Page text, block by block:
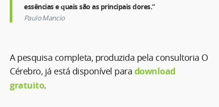
essências e quais são as principais dores.”
Paulo Mancio
A pesquisa completa, produzida pela consultoria O
Cérebro, já está disponível para download
gratuito.